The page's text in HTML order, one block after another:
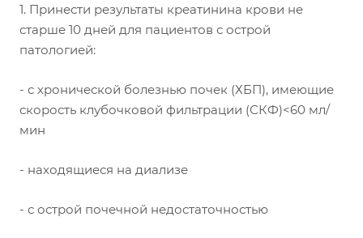
1. Принести результаты креатинина крови не
старше 10 дней для пациентов с острой
патологией:
- с хронической болезнью почек (ХБП), имеющие
скорость клубочковой фильтрации (СКФ)<60 мл/
мин
- находящиеся на диализе
- с острой почечной недостаточностью